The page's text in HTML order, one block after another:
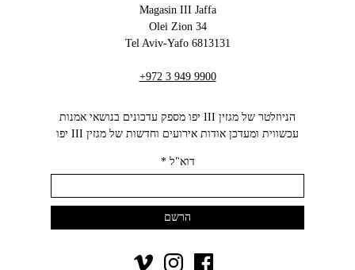
Magasin III Jaffa
34 Olei Zion
6813131 Tel Aviv-Yafo
+972 3 949 9900
הניוזלטר של מגזין III יפו מספק עדכונים בנושאי אמנות
עכשווית ומעדכן אודות אירועים וחדשות של מגזין III יפו‬
דוא"ל*